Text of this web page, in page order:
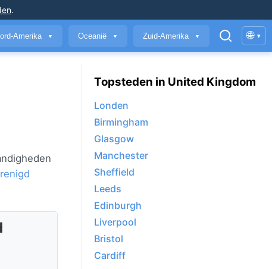
.
Amerika ▼ Oceanië ▼ Zuid-Amerika ▼ 🌐 ▾
Topsteden in United Kingdom
Londen
Birmingham
Glasgow
Manchester
Sheffield
Leeds
Edinburgh
Liverpool
Bristol
Cardiff